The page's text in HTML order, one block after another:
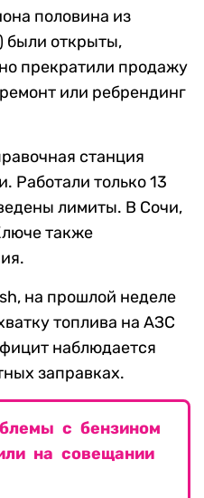
половина из
открыты,
прекратили продажу
или ребрендинг
станция
Работали только 13
лимиты. В Сочи,
также
на прошлой неделе
топлива на АЗС
наблюдается
заправках.
с бензином
на совещании